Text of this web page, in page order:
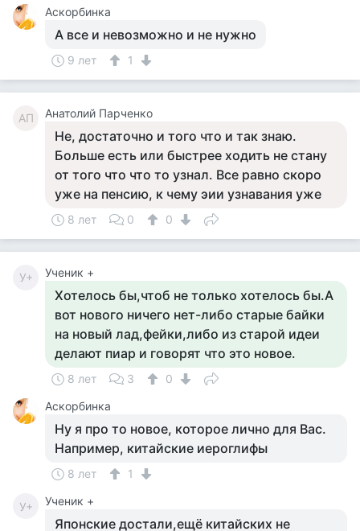
Аскорбинка
А все и невозможно и не нужно
9 лет 1
АП Анатолий Парченко
Не, достаточно и того что и так знаю.
Больше есть или быстрее ходить не стану
от того что что то узнал. Все равно скоро
уже на пенсию, к чему эии узнавания уже
8 лет 0 0
У+ Ученик +
Хотелось бы,чтоб не только хотелось бы.А
вот нового ничего нет-либо старые байки
на новый лад,фейки,либо из старой идеи
делают пиар и говорят что это новое.
8 лет 3
0
Аскорбинка
Ну я про то новое, которое лично для Вас.
Например, китайские иероглифы
8 лет 1
У+ Ученик +
Японские достали,ещё китайских не